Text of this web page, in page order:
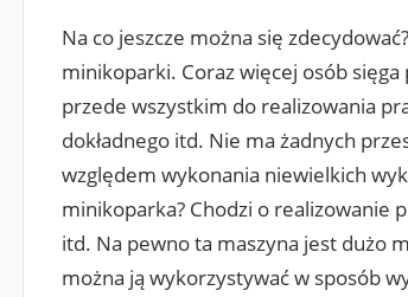
Na co jeszcze można się
minikoparki. Coraz więcej osób
przede wszystkim do realizowania
dokładnego itd. Nie ma żadnych
względem wykonania niewielkich
minikoparka? Chodzi o realizowanie
itd. Na pewno ta maszyna jest dużo
można ją wykorzystywać w sposób